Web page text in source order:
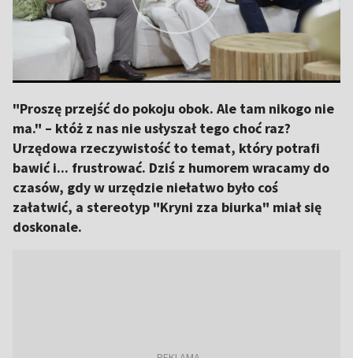
"Proszę przejść do pokoju obok. Ale tam nikogo nie
ma." – któż z nas nie usłyszał tego choć raz?
Urzędowa rzeczywistość to temat, który potrafi
bawić i... frustrować. Dziś z humorem wracamy do
czasów, gdy w urzędzie niełatwo było coś
załatwić, a stereotyp "Kryni zza biurka" miał się
doskonale.